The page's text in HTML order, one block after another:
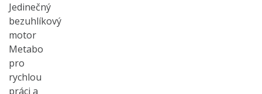
Jedinečný
bezuhlíkový
motor
Metabo
pro
rychlou
práci a